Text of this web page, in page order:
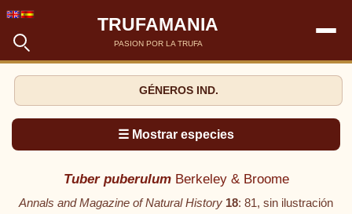
TRUFAMANIA
PASION POR LA TRUFA
GÉNEROS IND.
☰ Mostrar especies
Tuber puberulumBerkeley & Broome
Annals and Magazine of Natural History 18: 81, sin ilustración